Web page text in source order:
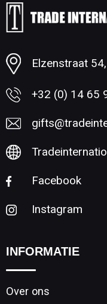
Elzenstraat
+32 (0) 14 65
Facebook
Instagram
INFORMATIE
Over ons